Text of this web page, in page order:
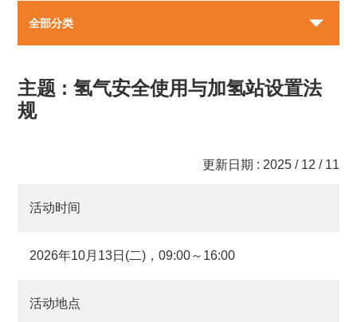
全部分类
主题 : 氢气安全使用与加氢站设置法
规
更新日期 : 2025 / 12 / 11
活动时间
2026年10月13日(二)，09:00～16:00
活动地点